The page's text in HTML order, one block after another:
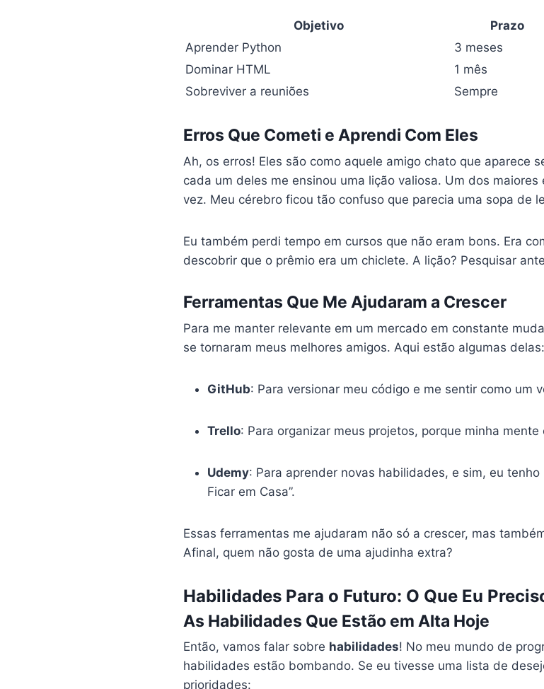
Objetivo Prazo
Aprender Python
3 meses
Dominar HTML
1 mês
Sobreviver a reuniões
Sempre
Erros Que Cometi e Aprendi Com Eles
Ah, os erros! Eles são como aquele amigo chato que aparece
cada um deles me ensinou uma lição valiosa. Um dos
vez. Meu cérebro ficou tão confuso que parecia uma sopa de
Eu também perdi tempo em cursos que não eram bons. Era
descobrir que o prêmio era um chiclete. A lição? Pesquisar
Ferramentas Que Me Ajudaram a Crescer
Para me manter relevante em um mercado em constante
se tornaram meus melhores amigos. Aqui estão algumas delas:
GitHub: Para versionar meu código e me sentir como um
Trello: Para organizar meus projetos, porque minha mente
Udemy: Para aprender novas habilidades, e sim, eu
Ficar em Casa”.
Essas ferramentas me ajudaram não só a crescer, mas
Afinal, quem não gosta de uma ajudinha extra?
Habilidades Para o Futuro: O Que Eu
As Habilidades Que Estão em Alta Hoje
Então, vamos falar sobre habilidades! No meu mundo de
habilidades estão bombando. Se eu tivesse uma lista de
prioridades: